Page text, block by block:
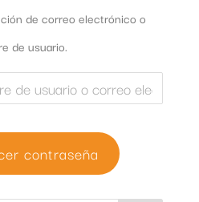
de correo electrónico o
de usuario.